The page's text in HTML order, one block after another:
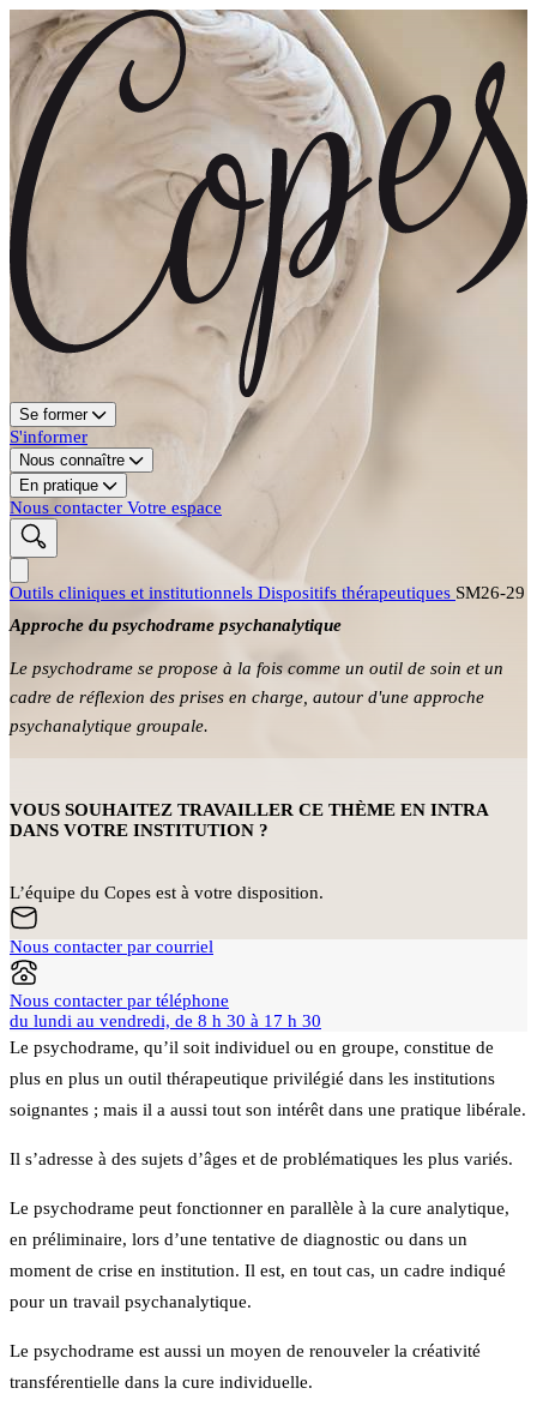
Se former
S'informer
Nous connaître
En pratique
Nous contacter Votre espace
Outils cliniques et institutionnels Dispositifs thérapeutiques SM26-29
Approche du psychodrame psychanalytique
Le psychodrame se propose à la fois comme un outil de soin et un
cadre de réflexion des prises en charge, autour d'une approche
psychanalytique groupale.
VOUS SOUHAITEZ TRAVAILLER CE THÈME EN INTRA
DANS VOTRE INSTITUTION ?
L’équipe du Copes est à votre disposition.
Nous contacter par courriel
Nous contacter par téléphone
du lundi au vendredi, de 8 h 30 à 17 h 30
Le psychodrame, qu’il soit individuel ou en groupe, constitue de
plus en plus un outil thérapeutique privilégié dans les institutions
soignantes ; mais il a aussi tout son intérêt dans une pratique libérale.
Il s’adresse à des sujets d’âges et de problématiques les plus variés.
Le psychodrame peut fonctionner en parallèle à la cure analytique,
en préliminaire, lors d’une tentative de diagnostic ou dans un
moment de crise en institution. Il est, en tout cas, un cadre indiqué
pour un travail psychanalytique.
Le psychodrame est aussi un moyen de renouveler la créativité
transférentielle dans la cure individuelle.